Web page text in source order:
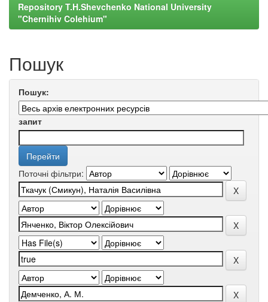
Repository T.H.Shevchenko National University
"Chernihiv Colehium"
Пошук
Пошук:
запит
Поточні фільтри: